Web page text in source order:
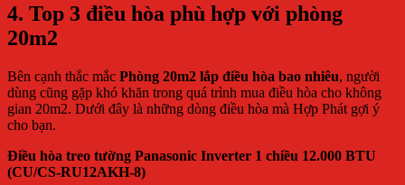
4. Top 3 điều hòa phù hợp với phòng
20m2
Bên cạnh thắc mắc Phòng 20m2 lắp điều hòa bao nhiêu, người
dùng cũng gặp khó khăn trong quá trình mua điều hòa cho không
gian 20m2. Dưới đây là những dòng điều hòa mà Hợp Phát gợi ý
cho bạn.
Điều hòa treo tường Panasonic Inverter 1 chiều 12.000 BTU
(CU/CS-RU12AKH-8)